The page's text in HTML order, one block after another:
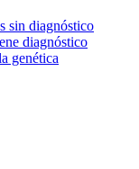
sin diagnóstico
diagnóstico
genética